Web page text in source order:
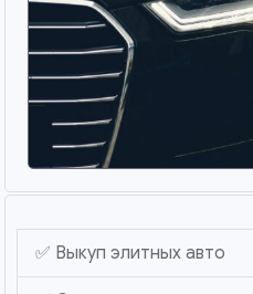
✅ Выкуп элитных авто